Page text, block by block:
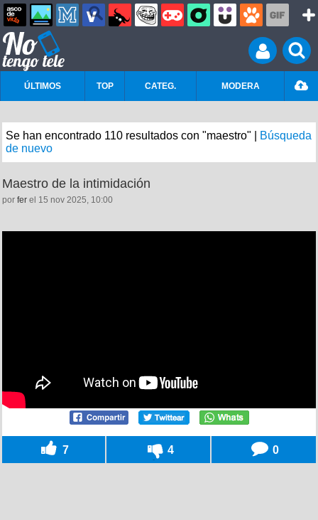
ÚLTIMOS TOP CATEG. MODERA
Se han encontrado 110 resultados con "maestro" |
Búsqueda
de nuevo
Maestro de la intimidación
por fer el 15 nov 2025, 10:00
7 4 0